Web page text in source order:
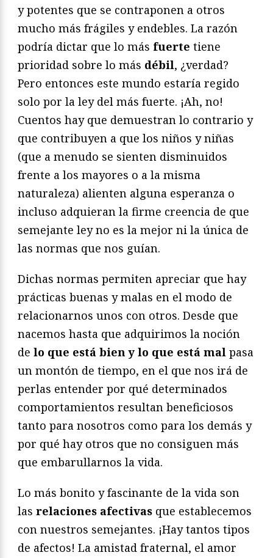
y potentes que se contraponen a otros
mucho más frágiles y endebles. La razón
podría dictar que lo más fuerte tiene
prioridad sobre lo más débil, ¿verdad?
Pero entonces este mundo estaría regido
solo por la ley del más fuerte. ¡Ah, no!
Cuentos hay que demuestran lo contrario y
que contribuyen a que los niños y niñas
(que a menudo se sienten disminuidos
frente a los mayores o a la misma
naturaleza) alienten alguna esperanza o
incluso adquieran la firme creencia de que
semejante ley no es la mejor ni la única de
las normas que nos guían.
Dichas normas permiten apreciar que hay
prácticas buenas y malas en el modo de
relacionarnos unos con otros. Desde que
nacemos hasta que adquirimos la noción
de lo que está bien y lo que está mal pasa
un montón de tiempo, en el que nos irá de
perlas entender por qué determinados
comportamientos resultan beneficiosos
tanto para nosotros como para los demás y
por qué hay otros que no consiguen más
que embarullarnos la vida.
Lo más bonito y fascinante de la vida son
las relaciones afectivas que establecemos
con nuestros semejantes. ¡Hay tantos tipos
de afectos! La amistad fraternal, el amor